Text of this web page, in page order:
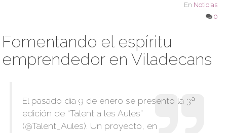
En Noticias
0
Fomentando el espíritu
emprendedor en Viladecans
El pasado día 9 de enero se presentó la 3ª
edición de “Talent a les Aules”
(@Talent_Aules). Un proyecto, en